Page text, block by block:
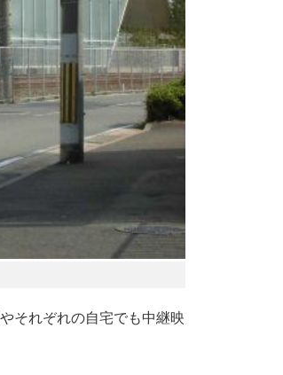
それぞれの自宅でも中継映